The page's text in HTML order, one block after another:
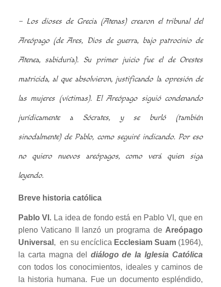
– Los dioses de Grecia (Atenas) crearon el tribunal del
Areópago (de Ares, Dios de guerra, bajo patrocinio de
Atenea, sabiduría). Su primer juicio fue el de Orestes
matricida, al que absolvieron, justificando la opresión de
las mujeres (víctimas). El Areópago siguió condenando
jurídicamentea Sócrates, y se burló (también
sinodalmente) de Pablo, como seguiré indicando. Por eso
no quiero nuevos areópagos, como verá quien siga
leyendo.
Breve historia católica
Pablo VI. La idea de fondo está en Pablo VI, que en
pleno Vaticano II lanzó un programa de Areópago
Universal , en su encíclica Ecclesiam Suam (1964),
la carta magna del diálogo de la Iglesia Católica
con todos los conocimientos, ideales y caminos de
la historia humana. Fue un documento espléndido,